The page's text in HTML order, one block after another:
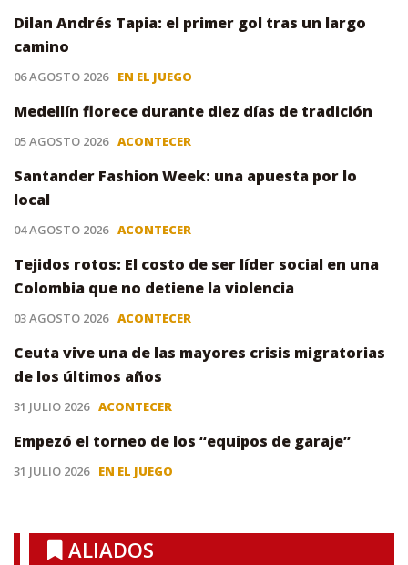
Dilan Andrés Tapia: el primer gol tras un largo
camino
06 AGOSTO 2026 EN EL JUEGO
Medellín florece durante diez días de tradición
05 AGOSTO 2026 ACONTECER
Santander Fashion Week: una apuesta por lo
local
04 AGOSTO 2026 ACONTECER
Tejidos rotos: El costo de ser líder social en una
Colombia que no detiene la violencia
03 AGOSTO 2026 ACONTECER
Ceuta vive una de las mayores crisis migratorias
de los últimos años
31 JULIO 2026 ACONTECER
Empezó el torneo de los “equipos de garaje”
31 JULIO 2026 EN EL JUEGO
ALIADOS